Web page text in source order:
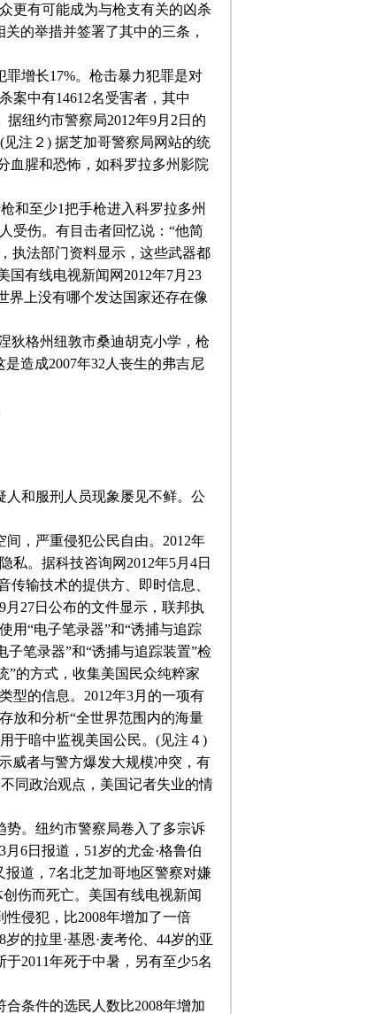
更有可能成为与枪支有关的凶杀
的举措并签署了其中的三条，
罪增长17%。枪击暴力犯罪是对
案中有14612名受害者，其中
据纽约市警察局2012年9月 2 日的
(见注２ ) 据芝加哥警察局网站的统
血腥和恐怖，如科罗拉多州影院
和至少1把手枪进入科罗拉多州
人受伤。有目击者回忆说：“他简
执法部门资料显示，这些武器都
国有线电视新闻网 2012年7月 23
界上没有哪个发达国家还存在像
狄格州纽敦市桑迪胡克小学，枪
是造成2007年32 人丧生的弗吉尼
人和服刑人员现象屡见不鲜。公
，严重侵犯公民自由。 2012年
私。据科技咨询网 2012年5月 4日
传输技术的提供方、即时信息、
9月 27日公布的文件显示，联邦执
用“电子笔录器”和“诱捕与追踪
子笔录器”和“诱捕与追踪装置”检
”的方式，收集美国民众纯粹家
型的信息。 2012年3月的一项有
放和分析“全世界范围内的海量
于暗中监视美国公民。 (见注４)
威者与警方爆发大规模冲突，有
同政治观点，美国记者失业的情
。纽约市警察局卷入了多宗诉
3月 6日报道， 51岁的尤金·格鲁伯
报道， 7名北芝加哥地区警察对嫌
伤而死亡。美国有线电视新闻
性侵犯，比2008年增加了一倍
岁的拉里·基恩·麦考伦、 44岁的亚
于2011年死于中暑，另有至少5名
合条件的选民人数比2008年增加